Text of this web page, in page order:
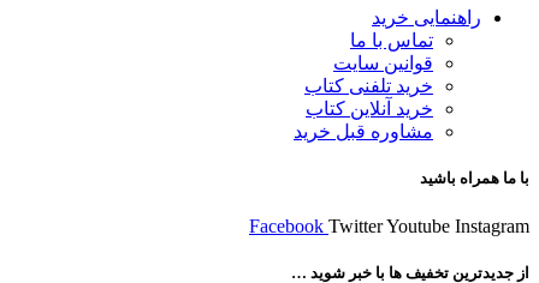
راهنمایی خرید
تماس با ما
قوانین سایت
خرید تلفنی کتاب
خرید آنلاین کتاب
مشاوره قبل خرید
با ما همراه باشید
Facebook TwitterYoutube Instagram
از جدیدترین تخفیف ها با خبر شوید …